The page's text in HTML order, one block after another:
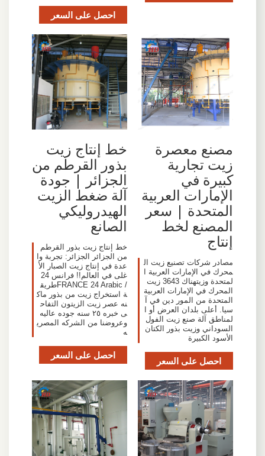
احصل على السعر
مصنع معصرة
زيت تجارية
كبيرة في
الإمارات العربية
المتحدة | سعر
المصنع لخط
إنتاج
مصادر شركات تصنيع زيت ال
محرك في الإمارات العربية ا
لمتحدة وزيتهناك 3643 زيت
المحرك في الإمارات العربية
المتحدة من المور دين في آ
سيا. أعلى بلدان العرض أو ا
لمناطق آلة صنع زيت الفول
السوداني وزيت بذور الكتان
الأسود الكبيرة
احصل على السعر
خط إنتاج زيت
بذور القرطم من
الجزائر | جودة
آلة ضغط الزيت
الهيدروليكي
الصانع
خط إنتاج زيت بذور القرطم
من الجزائر الجزائر: تجربة وا
عدة في إنتاج زيت الصبار الأ
غلى في العالم!! فرانس 24
/ FRANCE 24 Arabicطريق
ة استخراج زيت من بذور ماك
نه عصر زيت الزيتون التفاح
ى خبره ٢٥ سنه جوده عاليه
وعروضنا من الشركه المصري
ه
احصل على السعر